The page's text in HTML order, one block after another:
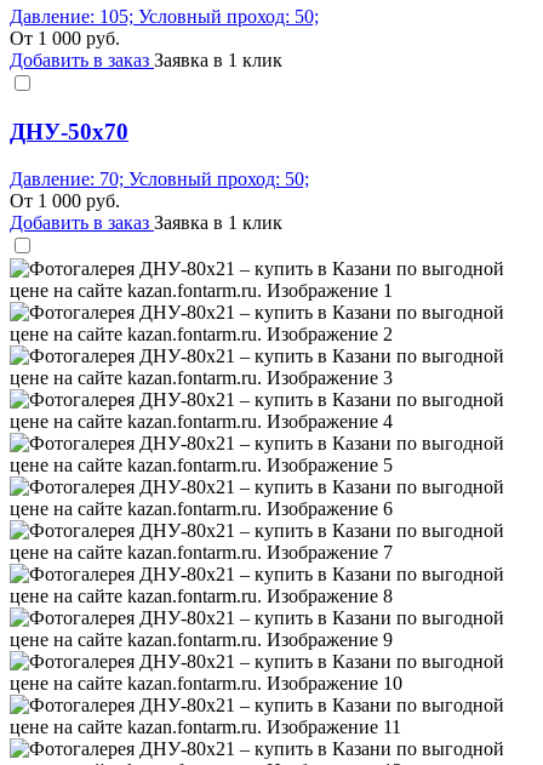
Давление: 105; Условный проход: 50;
От 1 000 руб.
Добавить в заказ Заявка в 1 клик
ДНУ-50х70
Давление: 70; Условный проход: 50;
От 1 000 руб.
Добавить в заказ Заявка в 1 клик